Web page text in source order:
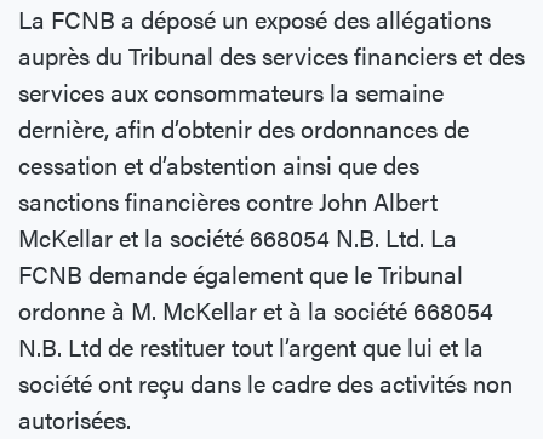
La FCNB a déposé un exposé des allégations
auprès du Tribunal des services financiers et des
services aux consommateurs la semaine
dernière, afin d’obtenir des ordonnances de
cessation et d’abstention ainsi que des
sanctions financières contre John Albert
McKellar et la société 668054 N.B. Ltd. La
FCNB demande également que le Tribunal
ordonne à M. McKellar et à la société 668054
N.B. Ltd de restituer tout l’argent que lui et la
société ont reçu dans le cadre des activités non
autorisées.